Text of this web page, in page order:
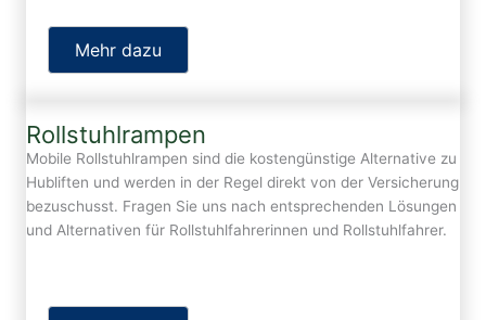
Mehr dazu
Rollstuhlrampen
Mobile Rollstuhlrampen sind die kostengünstige Alternative zu
Hubliften und werden in der Regel direkt von der Versicherung
bezuschusst. Fragen Sie uns nach entsprechenden Lösungen
und Alternativen für Rollstuhlfahrerinnen und Rollstuhlfahrer.